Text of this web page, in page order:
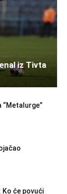
iz Tivta
“Metalurge”
Ko će povući